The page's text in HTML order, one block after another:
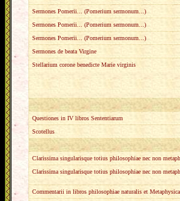
Sermones Pomerii... (Pomerium sermonum...)
Sermones Pomerii... (Pomerium sermonum...)
Sermones Pomerii... (Pomerium sermonum...)
Sermones de beata Virgine
Stellarium corone benedicte Marie virginis
Questiones in IV libros Sententiarum
Scotellus
Clarissima singularisque totius philosophiae nec non
Clarissima singularisque totius philosophiae nec non
Commentarii in libros philosophiae naturalis et